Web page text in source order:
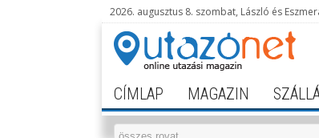
2026. augusztus 8. szombat, László és
CÍMLAP MAGAZIN